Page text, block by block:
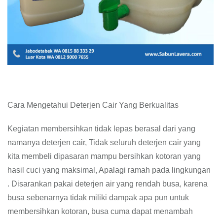
Cara Mengetahui Deterjen Cair Yang Berkualitas
Kegiatan membersihkan tidak lepas berasal dari yang
namanya deterjen cair, Tidak seluruh deterjen cair yang
kita membeli dipasaran mampu bersihkan kotoran yang
hasil cuci yang maksimal, Apalagi ramah pada lingkungan
. Disarankan pakai deterjen air yang rendah busa, karena
busa sebenarnya tidak miliki dampak apa pun untuk
membersihkan kotoran, busa cuma dapat menambah